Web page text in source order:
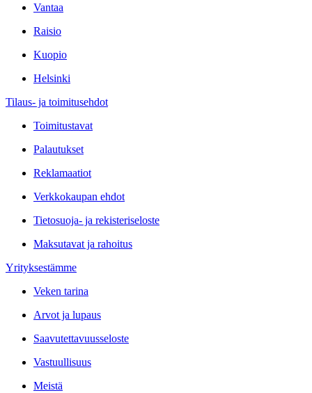
Vantaa
Raisio
Kuopio
Helsinki
Tilaus- ja toimitusehdot
Toimitustavat
Palautukset
Reklamaatiot
Verkkokaupan ehdot
Tietosuoja- ja rekisteriseloste
Maksutavat ja rahoitus
Yrityksestämme
Veken tarina
Arvot ja lupaus
Saavutettavuusseloste
Vastuullisuus
Meistä